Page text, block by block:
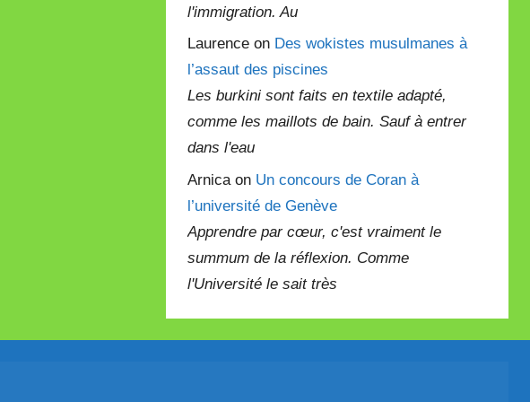
l'immigration. Au
Laurence on Des wokistes musulmanes à
l’assaut des piscines
Les burkini sont faits en textile adapté,
comme les maillots de bain. Sauf à entrer
dans l'eau
Arnica on Un concours de Coran à
l’université de Genève
Apprendre par cœur, c'est vraiment le
summum de la réflexion. Comme
l'Université le sait très